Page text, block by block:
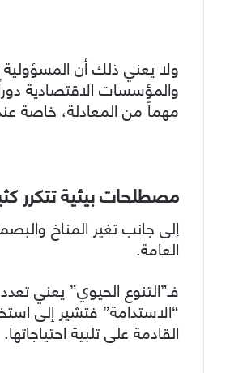
ولا يعني ذلك أن المسؤولية
والمؤسسات الاقتصادية
مهماً من المعادلة، خاصة
مصطلحات بيئية تتكرر
إلى جانب تغير المناخ
العامة.
فـ”التنوع الحيوي” يعني
“الاستدامة” فتشير إلى
القادمة على تلبية احتياجاتها.